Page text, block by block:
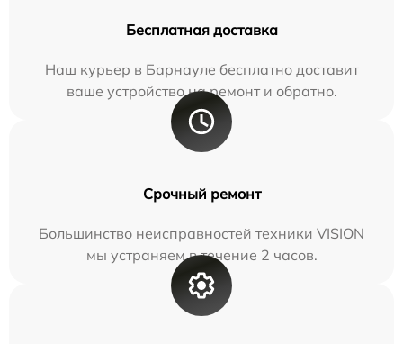
Бесплатная доставка
Наш курьер в Барнауле бесплатно доставит
ваше устройство на ремонт и обратно.
Срочный ремонт
Большинство неисправностей техники VISION
мы устраняем в течение 2 часов.